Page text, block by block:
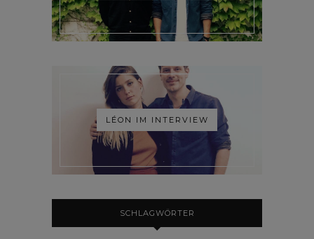
LÉON IM INTERVIEW
SCHLAGWÖRTER